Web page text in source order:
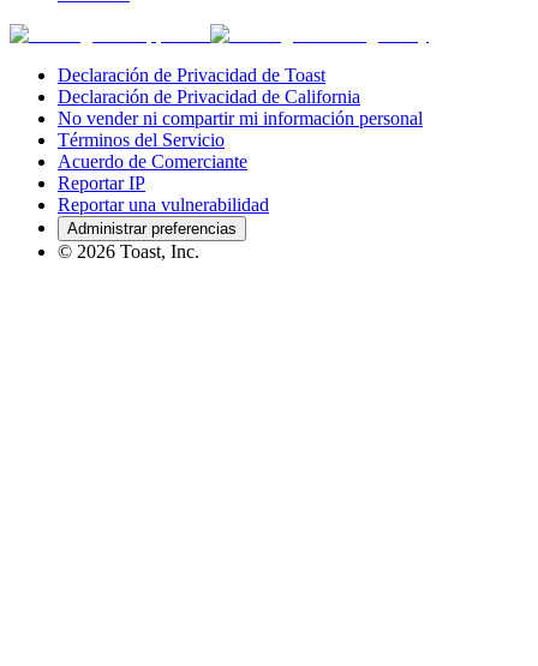
Declaración de Privacidad de Toast
Declaración de Privacidad de California
No vender ni compartir mi información personal
Términos del Servicio
Acuerdo de Comerciante
Reportar IP
Reportar una vulnerabilidad
Administrar preferencias
© 2026 Toast, Inc.